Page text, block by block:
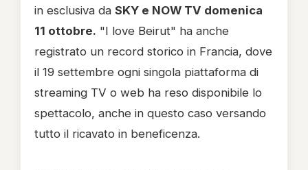
in esclusiva da SKY e NOW TV domenica
11 ottobre. "I love Beirut" ha anche
registrato un record storico in Francia, dove
il 19 settembre ogni singola piattaforma di
streaming TV o web ha reso disponibile lo
spettacolo, anche in questo caso versando
tutto il ricavato in beneficenza.